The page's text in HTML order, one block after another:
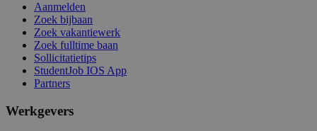
Aanmelden
Zoek bijbaan
Zoek vakantiewerk
Zoek fulltime baan
Sollicitatietips
StudentJob IOS App
Partners
Werkgevers